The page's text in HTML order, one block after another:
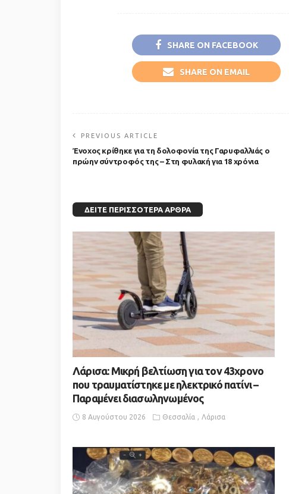
SHARE ON FACEBOOK
SHARE ON EMAIL
PREVIOUS ARTICLE
Ένοχος κρίθηκε για τη δολοφονία της Γαρυφαλλιάς ο
πρώην σύντροφός της – Στη φυλακή για 18 χρόνια
ΔΕΊΤΕ ΠΕΡΙΣΣΌΤΕΡΑ ΆΡΘΡΑ
Λάρισα: Μικρή βελτίωση για τον 43χρονο
που τραυματίστηκε με ηλεκτρικό πατίνι –
Παραμένει διασωληνωμένος
8 Αυγούστου 2026 Θεσσαλία Λάρισα